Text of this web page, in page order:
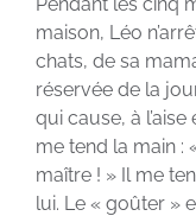
maison, Léo
chats, de sa
réservée de la
qui cause, à
me tend la main :
maître ! » Il me
lui. Le « goûter »